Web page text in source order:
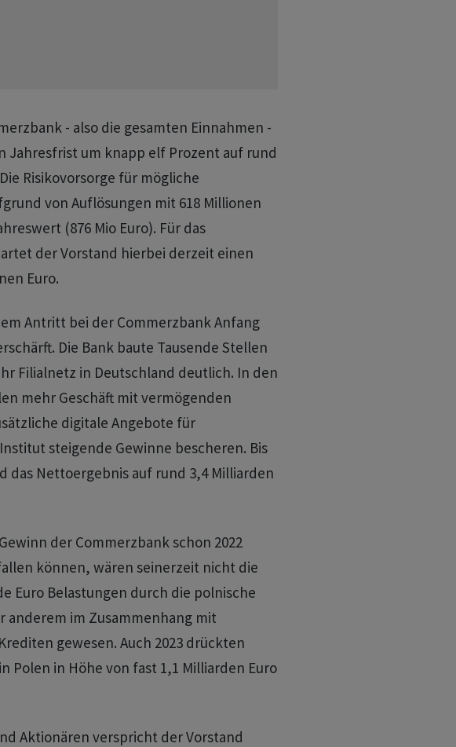
- also die gesamten Einnahmen -
Jahresfrist um knapp elf Prozent auf rund
Risikovorsorge für mögliche
von Auflösungen mit 618 Millionen
(876 Mio Euro). Für das
der Vorstand hierbei derzeit einen
Euro.
Antritt bei der Commerzbank Anfang
Die Bank baute Tausende Stellen
Filialnetz in Deutschland deutlich. In den
mehr Geschäft mit vermögenden
digitale Angebote für
steigende Gewinne bescheren. Bis
das Nettoergebnis auf rund 3,4 Milliarden
der Commerzbank schon 2022
können, wären seinerzeit nicht die
Euro Belastungen durch die polnische
anderem im Zusammenhang mit
gewesen. Auch 2023 drückten
Polen in Höhe von fast 1,1 Milliarden Euro
Aktionären verspricht der Vorstand